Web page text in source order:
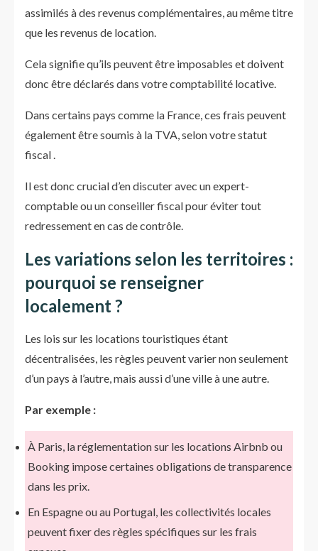
assimilés à des revenus complémentaires, au même titre
que les revenus de location.
Cela signifie qu’ils peuvent être imposables et doivent
donc être déclarés dans votre comptabilité locative.
Dans certains pays comme la France, ces frais peuvent
également être soumis à la TVA, selon votre statut
fiscal .
Il est donc crucial d’en discuter avec un expert-
comptable ou un conseiller fiscal pour éviter tout
redressement en cas de contrôle.
Les variations selon les territoires :
pourquoi se renseigner
localement ?
Les lois sur les locations touristiques étant
décentralisées, les règles peuvent varier non seulement
d’un pays à l’autre, mais aussi d’une ville à une autre.
Par exemple :
À Paris, la réglementation sur les locations Airbnb ou
Booking impose certaines obligations de transparence
dans les prix.
En Espagne ou au Portugal, les collectivités locales
peuvent fixer des règles spécifiques sur les frais